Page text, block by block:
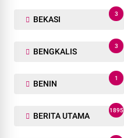
BEKASI
3
BENGKALIS
3
BENIN
1
BERITA UTAMA
1895